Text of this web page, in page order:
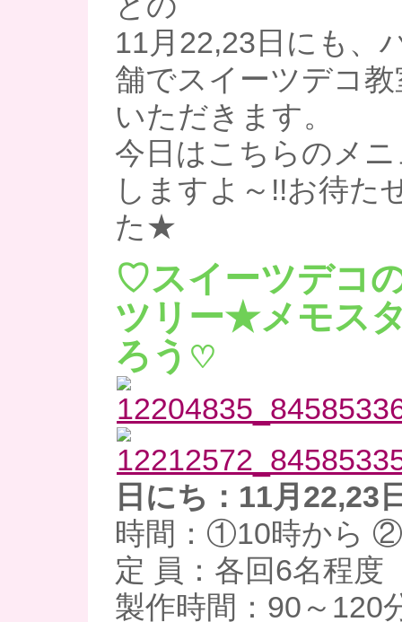
11月22,23日にも、
舗でスイーツデコ
いただきます。
今日はこちらのメ
しますよ～!!お待た
た★
♡スイーツデコ
ツリー★メモス
ろう ♡
日にち：11月22,23
時間：①10時から
定 員：各回6名程度
製作時間：90～120